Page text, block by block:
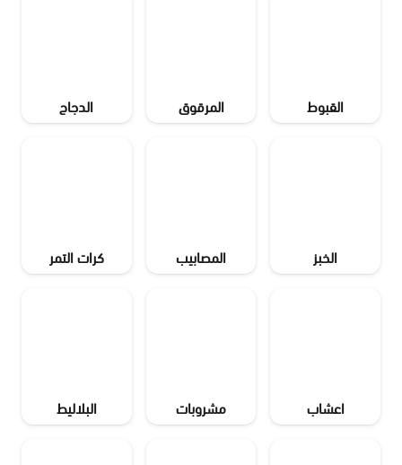
القبوط المرقوق الدجاج
الخبز المصابيب كرات التمر
اعشاب مشروبات البلاليط